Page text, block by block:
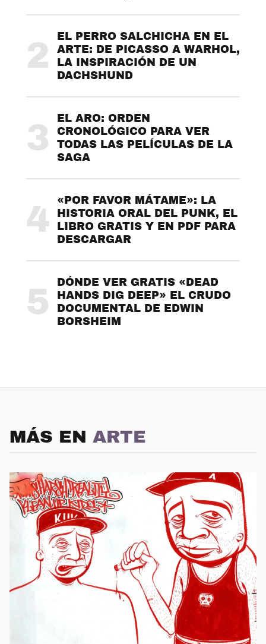
2
EL PERRO SALCHICHA EN EL
ARTE: DE PICASSO A WARHOL,
LA INSPIRACIÓN DE UN
DACHSHUND
3
EL ARO: ORDEN
CRONOLÓGICO PARA VER
TODAS LAS PELÍCULAS DE LA
SAGA
4
«POR FAVOR MÁTAME»: LA
HISTORIA ORAL DEL PUNK, EL
LIBRO GRATIS Y EN PDF PARA
DESCARGAR
5
DÓNDE VER GRATIS «DEAD
HANDS DIG DEEP» EL CRUDO
DOCUMENTAL DE EDWIN
BORSHEIM
MÁS EN ARTE